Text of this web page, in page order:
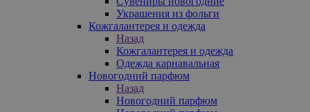
Украшения из фольги
Кожгалантерея и одежда
Назад
Кожгалантерея и одежда
Одежда карнавальная
Новогодний парфюм
Назад
Новогодний парфюм